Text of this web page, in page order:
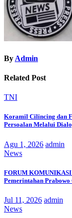
By Admin
Related Post
TNI
Koramil Cilincing dan
Persoalan Melalui
Agu 1, 2026 admin
News
FORUM
Pemerintahan
Jul 11, 2026 admin
News